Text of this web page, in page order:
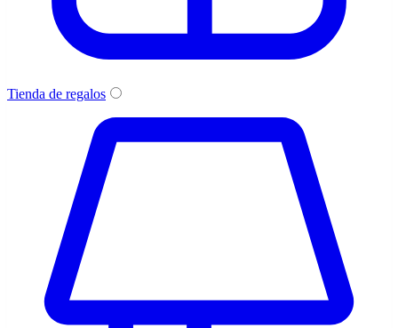
Tienda de regalos